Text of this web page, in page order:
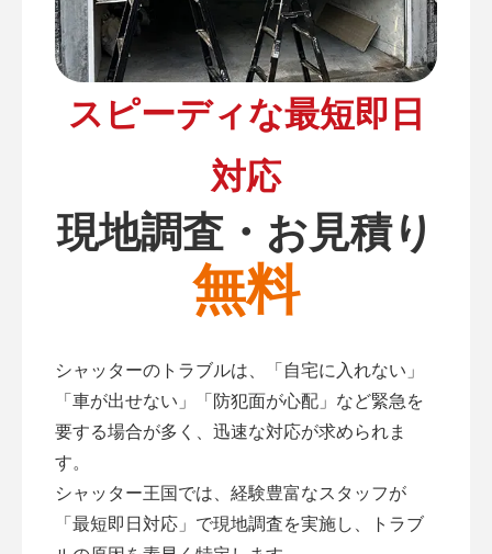
スピーディな最短即日
対応
現地調査・お見積り
無料
シャッターのトラブルは、「自宅に入れない」
「車が出せない」「防犯面が心配」など緊急を
要する場合が多く、迅速な対応が求められま
す。
シャッター王国では、経験豊富なスタッフが
「最短即日対応」で現地調査を実施し、トラブ